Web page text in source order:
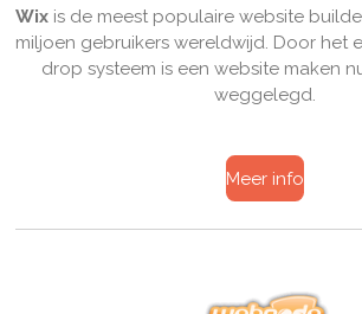
Wixis de meest populaire website
miljoen gebruikers wereldwijd. Door het
drop systeem is een website maken
weggelegd.
Meer info